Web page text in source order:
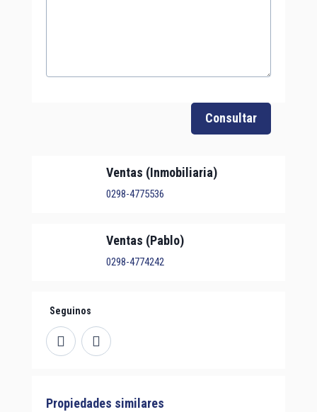
Consultar
Ventas (Inmobiliaria)
0298-4775536
Ventas (Pablo)
0298-4774242
Seguinos
Propiedades similares